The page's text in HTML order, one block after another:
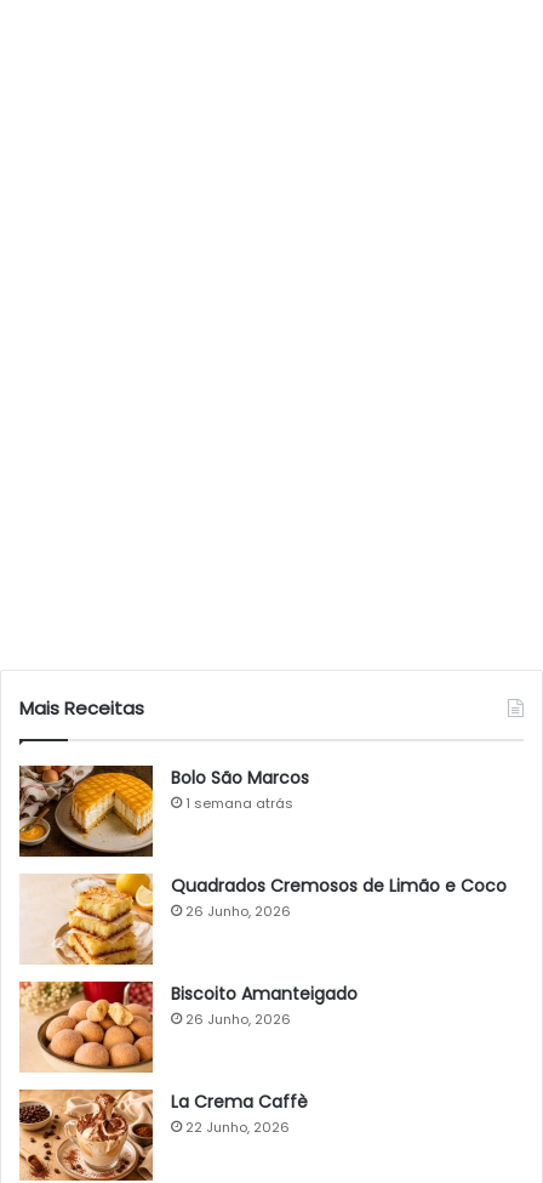
Mais Receitas
Bolo São Marcos
1 semana atrás
Quadrados Cremosos de Limão e Coco
26 Junho, 2026
Biscoito Amanteigado
26 Junho, 2026
La Crema Caffè
22 Junho, 2026